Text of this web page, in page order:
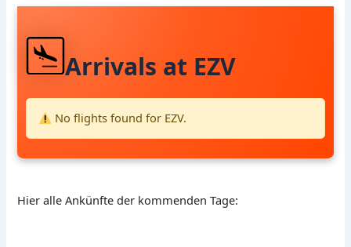
Arrivals at EZV
No flights found for EZV.
Hier alle Ankünfte der kommenden Tage: